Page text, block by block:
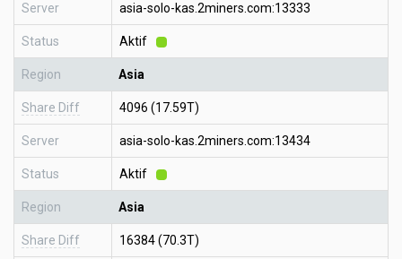
Server asia-solo-kas.2miners.com:13333
Status Aktif
Region Asia
Share Diff 4096 (17.59T)
Server asia-solo-kas.2miners.com:13434
Status Aktif
Region Asia
Share Diff 16384 (70.3T)